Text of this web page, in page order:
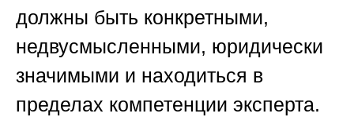
должны быть конкретными,
недвусмысленными, юридически
значимыми и находиться в
пределах компетенции эксперта.